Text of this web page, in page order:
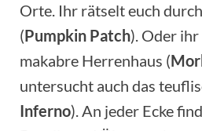
Orte. Ihr rätselt euch
(Pumpkin Patch). Oder
makabre Herrenhaus (
untersucht auch das
Inferno). An jeder Ecke